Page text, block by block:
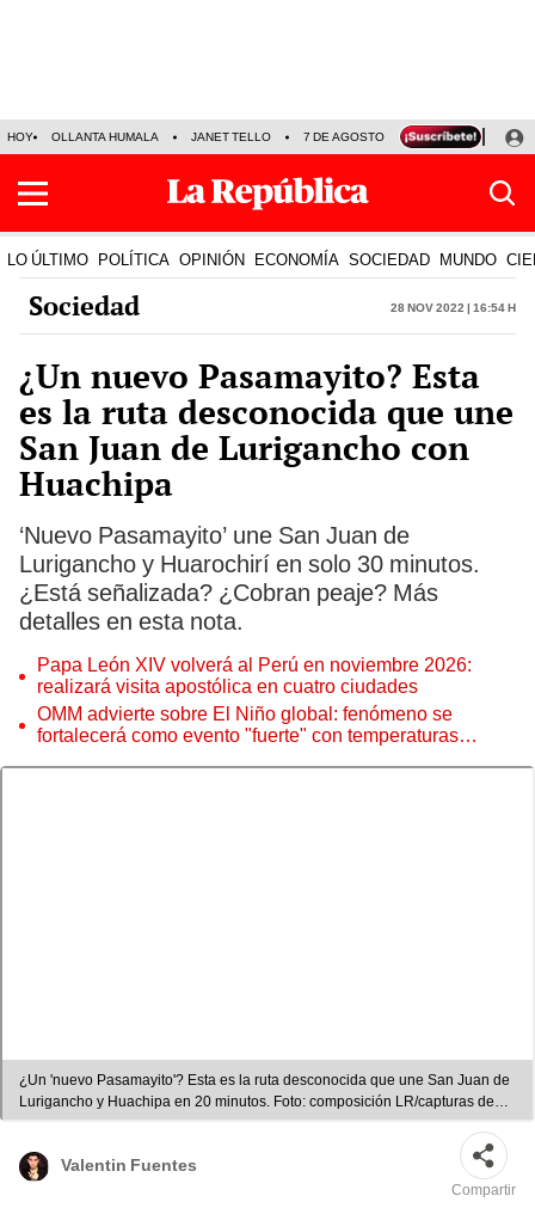
HOY OLLANTA HUMALA JANET TELLO 7 DE AGOSTO TINKA RESULTADOS
LO ÚLTIMO POLÍTICA OPINIÓN ECONOMÍA SOCIEDAD MUNDO
Sociedad 28 Nov 2022 | 16:54 h
¿Un nuevo Pasamayito? Esta
es la ruta desconocida que une
San Juan de Lurigancho con
Huachipa
‘Nuevo Pasamayito’ une San Juan de
Lurigancho y Huarochirí en solo 30 minutos.
¿Está señalizada? ¿Cobran peaje? Más
detalles en esta nota.
Papa León XIV volverá al Perú en noviembre 2026:
realizará visita apostólica en cuatro ciudades
OMM advierte sobre El Niño global: fenómeno se
fortalecerá como evento "fuerte" con temperaturas
¿Un 'nuevo Pasamayito'? Esta es la ruta desconocida que une San Juan de
Lurigancho y Huachipa en 20 minutos. Foto: composición LR/capturas de
Pasaje a la Aventura/YouTube/Wikipedia/María Pia Ponce/URPI-GLR
Valentin Fuentes
Compartir